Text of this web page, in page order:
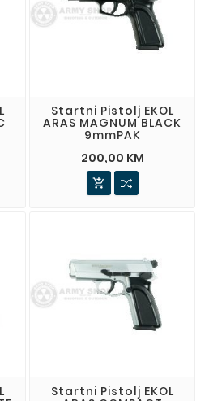
Startni Pistolj EKOL
ARAS MAGNUM BLACK
9mmPAK
200,00 KM

Startni Pistolj EKOL